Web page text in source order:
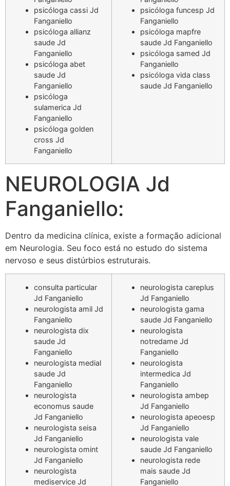
psicóloga cassi Jd
Fanganiello
psicóloga allianz
saude Jd
Fanganiello
psicóloga abet
saude Jd
Fanganiello
psicóloga
sulamerica Jd
Fanganiello
psicóloga golden
cross Jd
Fanganiello
psicóloga funcesp Jd
Fanganiello
psicóloga mapfre
saude Jd Fanganiello
psicóloga samed Jd
Fanganiello
psicóloga vida class
saude Jd Fanganiello
NEUROLOGIA Jd
Fanganiello:
Dentro da medicina clínica, existe a formação adicional
em Neurologia. Seu foco está no estudo do sistema
nervoso e seus distúrbios estruturais.
consulta particular
Jd Fanganiello
neurologista amil Jd
Fanganiello
neurologista dix
saude Jd
Fanganiello
neurologista medial
saude Jd
Fanganiello
neurologista
economus saude
Jd Fanganiello
neurologista seisa
Jd Fanganiello
neurologista omint
Jd Fanganiello
neurologista
mediservice Jd
neurologista careplus
Jd Fanganiello
neurologista gama
saude Jd Fanganiello
neurologista
notredame Jd
Fanganiello
neurologista
intermedica Jd
Fanganiello
neurologista ambep
Jd Fanganiello
neurologista apeoesp
Jd Fanganiello
neurologista vale
saude Jd Fanganiello
neurologista rede
mais saude Jd
Fanganiello